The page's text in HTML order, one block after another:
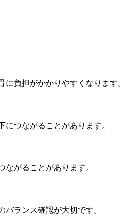
負担がかかりやすくなります
つながることがあります。
がることがあります。
ランス確認が大切です。